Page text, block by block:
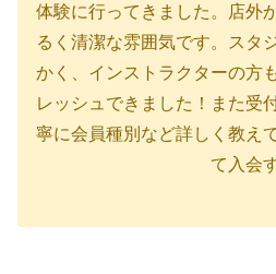
体験に行ってきました。店外
るく清潔な雰囲気です。スタ
かく、インストラクターの方
レッシュできました！また受
寧に会員種別など詳しく教え
て入会